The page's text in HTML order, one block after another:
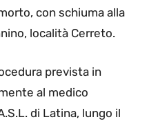
con schiuma alla
località Cerreto.
prevista in
al medico
di Latina, lungo il